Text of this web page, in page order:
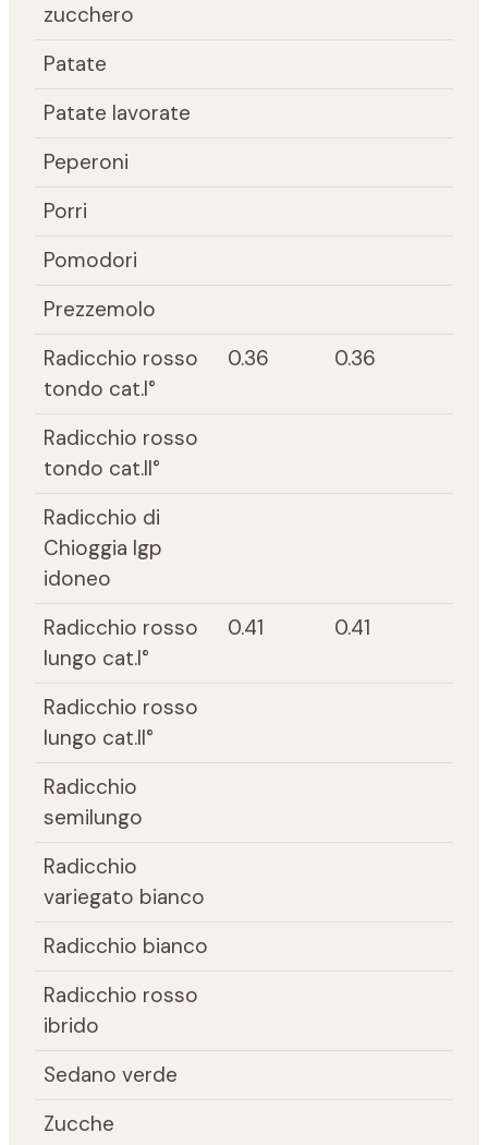
zucchero
Patate
Patate lavorate
Peperoni
Porri
Pomodori
Prezzemolo
Radicchio rosso
tondo cat.I°
0.36 0.36
Radicchio rosso
tondo cat.II°
Radicchio di
Chioggia Igp
idoneo
Radicchio rosso
lungo cat.I°
0.41 0.41
Radicchio rosso
lungo cat.II°
Radicchio
semilungo
Radicchio
variegato bianco
Radicchio bianco
Radicchio rosso
ibrido
Sedano verde
Zucche